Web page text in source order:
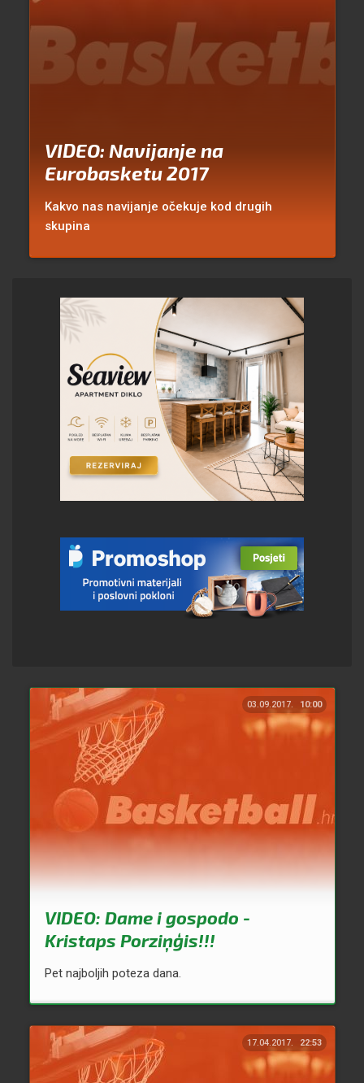
VIDEO: Navijanje na
Eurobasketu 2017
Kakvo nas navijanje očekuje kod drugih
skupina
03.09.2017. 10:00
VIDEO: Dame i gospodo -
Kristaps Porziņģis!!!
Pet najboljih poteza dana.
17.04.2017. 22:53